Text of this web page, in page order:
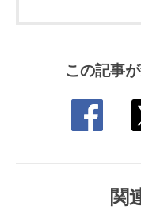
この記事
関